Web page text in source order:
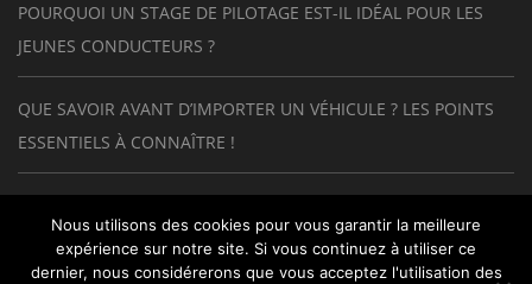
POURQUOI UN STAGE DE PILOTAGE EST-IL IDÉAL POUR LES
JEUNES CONDUCTEURS ?
QUE SAVOIR AVANT D’IMPORTER UN VÉHICULE ? LES POINTS
ESSENTIELS À CONNAÎTRE !
THERMIQUE EN ÉLECTRIQUE : LE RÉTROFIT EXPLIQUÉ
Nous utilisons des cookies pour vous garantir la meilleure
expérience sur notre site. Si vous continuez à utiliser ce
dernier, nous considérerons que vous acceptez l'utilisation des